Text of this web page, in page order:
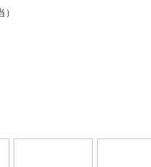
）